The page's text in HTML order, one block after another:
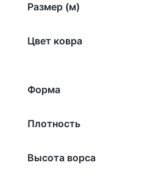
Размер (м)
Цвет ковра
Форма
Плотность
Высота ворса